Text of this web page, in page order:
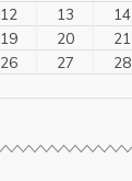
12 13 14
19 20 21
26 27 28